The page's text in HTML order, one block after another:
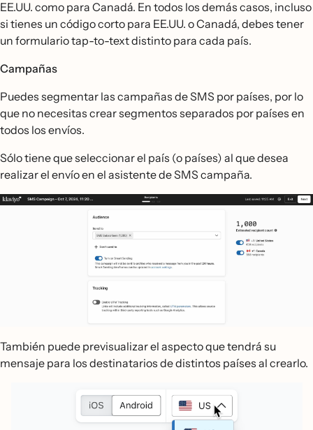
EE.UU. como para Canadá. En todos los demás casos, incluso
si tienes un código corto para EE.UU. o Canadá, debes tener
un formulario tap-to-text distinto para cada país.
Campañas
Puedes segmentar las campañas de SMS por países, por lo
que no necesitas crear segmentos separados por países en
todos los envíos.
Sólo tiene que seleccionar el país (o países) al que desea
realizar el envío en el asistente de SMS campaña.
También puede previsualizar el aspecto que tendrá su
mensaje para los destinatarios de distintos países al crearlo.